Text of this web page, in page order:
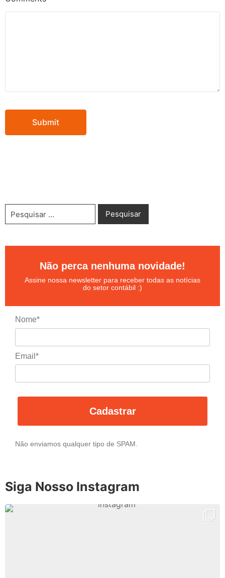
Não perca nenhuma novidade!
Assine nossa newsletter para receber todas as notícias
do setor contábil :)
Nome*
Email*
Cadastrar
Não enviamos qualquer tipo de SPAM.
Siga Nosso Instagram